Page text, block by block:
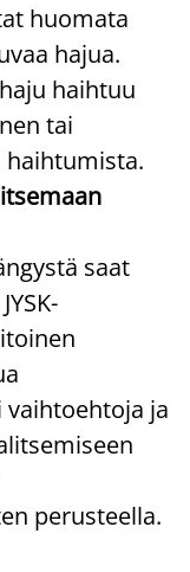
huomata
hajua.
haihtuu
tai
saat
ja
perusteella.